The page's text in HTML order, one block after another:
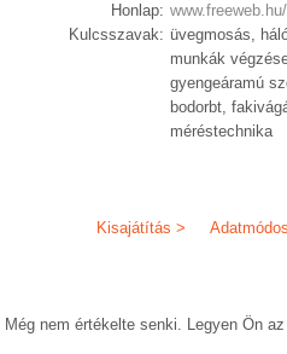
Honlap:
Kulcsszavak: üvegmosás,
munkák
gyengeáramú
bodorbt,
méréstechnika
Kisajátítás >
Még nem értékelte senki. Legyen Ön